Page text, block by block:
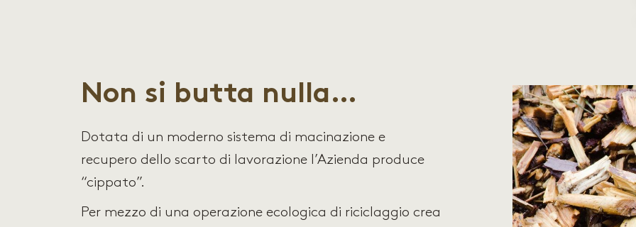
Non si butta nulla…
Dotata di un moderno sistema di macinazione e
recupero dello scarto di lavorazione l’Azienda produce
“cippato”.
Per mezzo di una operazione ecologica di riciclaggio crea